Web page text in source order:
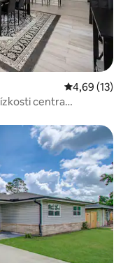
Priemerné
4,69 (13)
centra